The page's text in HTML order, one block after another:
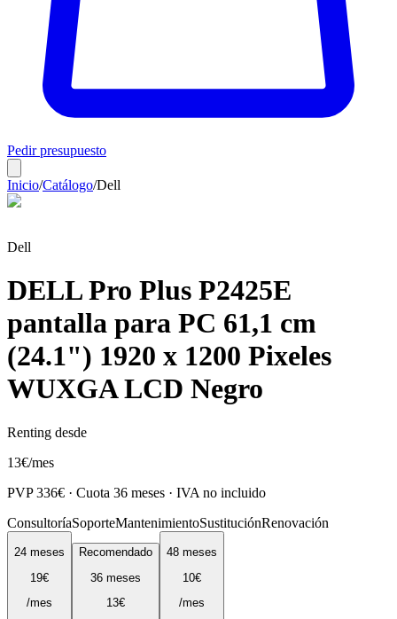
Pedir presupuesto
Inicio/Catálogo/Dell
Dell
DELL Pro Plus P2425E
pantalla para PC 61,1 cm
(24.1") 1920 x 1200 Pixeles
WUXGA LCD Negro
Renting desde
13€/mes
PVP336€ · Cuota 36 meses · IVA no incluido
ConsultoríaSoporteMantenimientoSustituciónRenovación
24 meses
19€
/mes
Recomendado
36 meses
13€
48 meses
10€
/mes